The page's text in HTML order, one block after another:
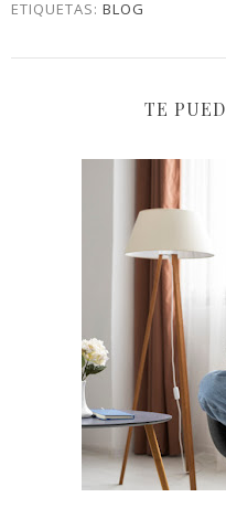
ETIQUETAS: BLOG
TE